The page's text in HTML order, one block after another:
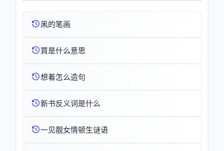
凩的笔画
買是什么意思
想着怎么造句
新书反义词是什么
一见靓女情顿生谜语